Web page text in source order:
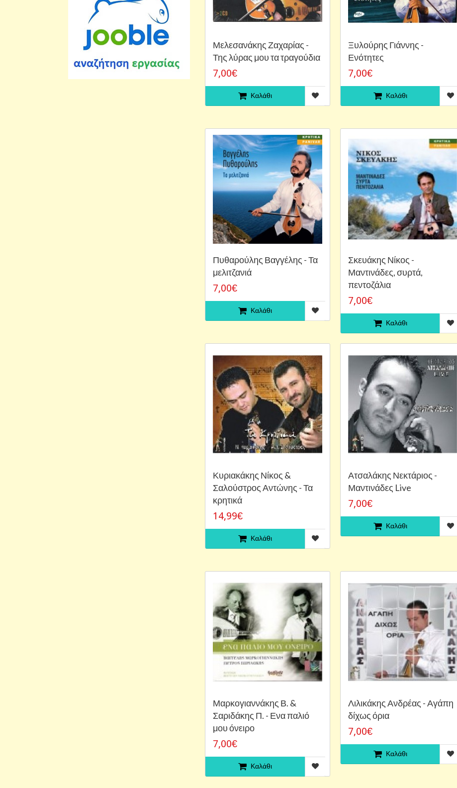
Μελεσανάκης Ζαχαρίας -
Της λύρας μου τα τραγούδια
7,00€
Καλάθι
Ξυλούρης Γιάννης -
Ενότητες
7,00€
Καλάθι
Πυθαρούλης Βαγγέλης - Τα
μελιτζανιά
7,00€
Καλάθι
Σκευάκης Νίκος -
Μαντινάδες, συρτά,
πεντοζάλια
7,00€
Καλάθι
Κυριακάκης Νίκος &
Σαλούστρος Αντώνης - Τα
κρητικά
14,99€
Καλάθι
Ατσαλάκης Νεκτάριος -
Μαντινάδες Live
7,00€
Καλάθι
Μαρκογιαννάκης Β. &
Σαριδάκης Π. - Ενα παλιό
μου όνειρο
7,00€
Καλάθι
Λιλικάκης Ανδρέας - Αγάπη
δίχως όρια
7,00€
Καλάθι